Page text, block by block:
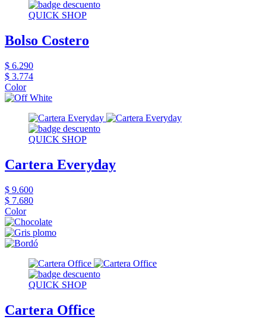
QUICK SHOP
Bolso Costero
$ 6.290
$ 3.774
Color
QUICK SHOP
Cartera Everyday
$ 9.600
$ 7.680
Color
QUICK SHOP
Cartera Office